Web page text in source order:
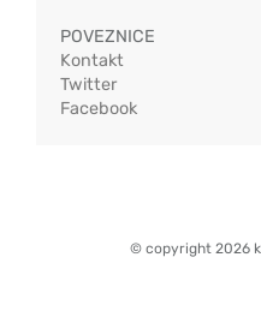
POVEZNICE
Kontakt
Twitter
Facebook
© copyright 2026